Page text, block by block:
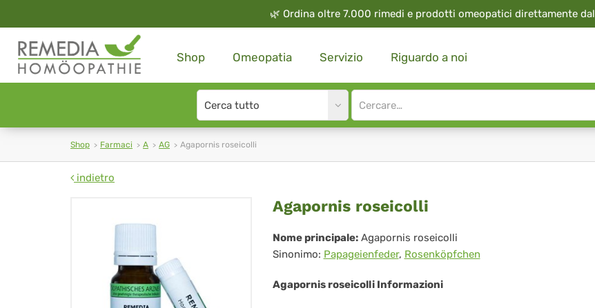
🌿 Ordina oltre 7.000 rimedi e prodotti omeopatici direttamente dal
Shop Omeopatia Servizio Riguardo a noi
Search
type
Site
search
Shop Farmaci A AG Agapornis roseicolli
indietro
Agapornis
roseicolli
Agapornis roseicolli
Nome principale: Agapornis roseicolli
Sinonimo: Papageienfeder, Rosenköpfchen
Agapornis roseicolli Informazioni